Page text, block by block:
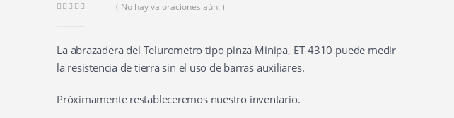
( No hay valoraciones aún. )
La abrazadera del Telurometro tipo pinza Minipa, ET-4310 puede medir
la resistencia de tierra sin el uso de barras auxiliares.
Próximamente restableceremos nuestro inventario.